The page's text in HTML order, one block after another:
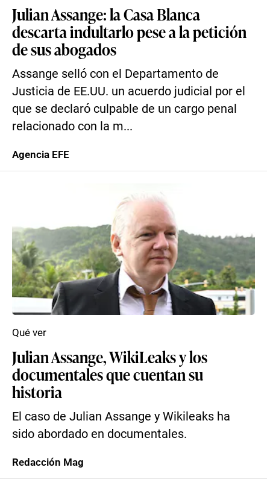
Julian Assange: la Casa Blanca
descarta indultarlo pese a la petición
de sus abogados
Assange selló con el Departamento de
Justicia de EE.UU. un acuerdo judicial por el
que se declaró culpable de un cargo penal
relacionado con la m...
Agencia EFE
Julian Assange, WikiLeaks y los
documentales que cuentan su
historia
El caso de Julian Assange y Wikileaks ha
sido abordado en documentales.
Qué ver
Redacción Mag